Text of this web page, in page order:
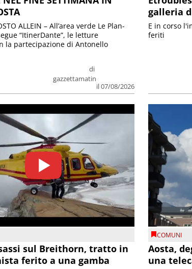
di
gazzettamatin
il 07/08/2026
ALLEIN – All’area verde Le Plan-
“ItinerDante”, le letture
la partecipazione di Antonello
galleria
E in corso
feriti
sul Breithorn, tratto in
ferito a una gamba
COMUNI
Aosta,
una